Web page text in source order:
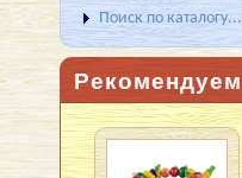
Поиск по каталогу...
Рекомендуем